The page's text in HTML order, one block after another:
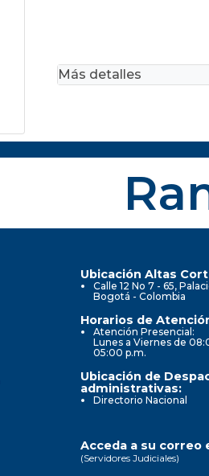
Más detalles
Ubicación Altas
Calle 12 No 7 - 65,
Bogotá - Colombia
Horarios de
Atención Presencial:
Lunes a Viernes de
05:00 p.m.
Ubicación de
administrativas:
Directorio Nacional
Acceda a su
(Servidores Judiciales)